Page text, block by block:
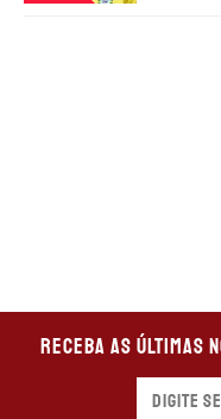
Receba as últimas